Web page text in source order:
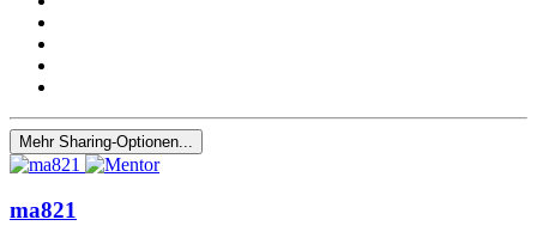
Mehr Sharing-Optionen...
ma821